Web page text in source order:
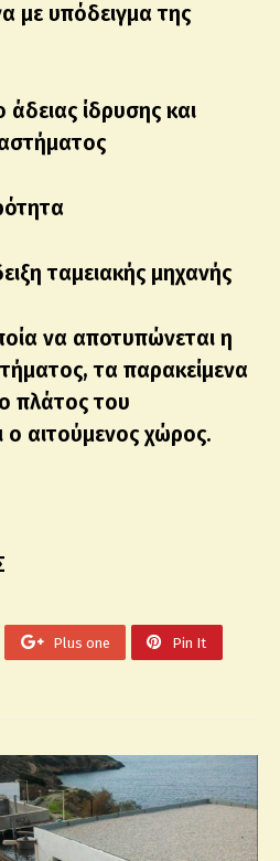
με υπόδειγμα της
ίδρυσης και
ταμειακής μηχανής
να αποτυπώνεται η
τα παρακείμενα
πλάτος του
ο αιτούμενος χώρος.
Plus one Pin It